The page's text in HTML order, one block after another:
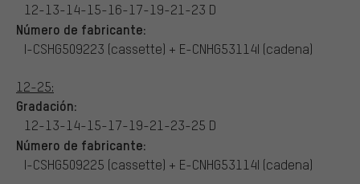
12-13-14-15-16-17-19-21-23 D
Número de fabricante:
I-CSHG509223 (cassette) + E-CNHG53114I (cadena)
12-25:
Gradación:
12-13-14-15-17-19-21-23-25 D
Número de fabricante:
I-CSHG509225 (cassette) + E-CNHG53114I (cadena)